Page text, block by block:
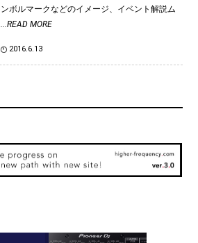
ンボルマークなどのイメージ、イベント解説ム
...READ MORE
2016.6.13